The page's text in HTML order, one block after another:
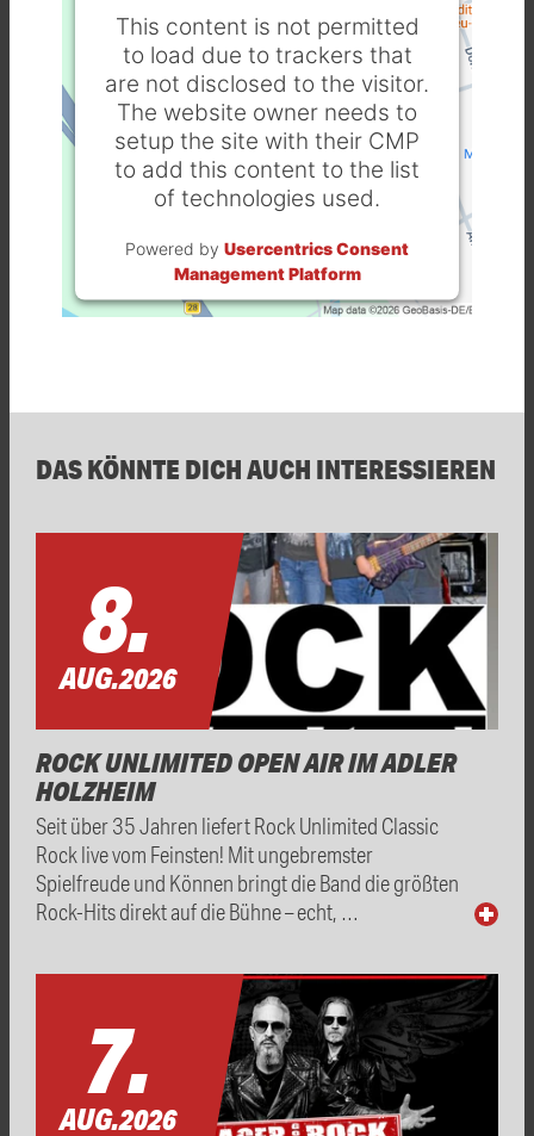
This content is not permitted
to load due to trackers that
are not disclosed to the visitor.
The website owner needs to
setup the site with their CMP
to add this content to the list
of technologies used.
Powered by Usercentrics Consent
Management Platform
DAS KÖNNTE DICH AUCH INTERESSIEREN
8.
AUG.2026
ROCK UNLIMITED OPEN AIR IM ADLER
HOLZHEIM
Seit über 35 Jahren liefert Rock Unlimited Classic
Rock live vom Feinsten! Mit ungebremster
Spielfreude und Können bringt die Band die größten
Rock-Hits direkt auf die Bühne – echt, …
7.
AUG.2026